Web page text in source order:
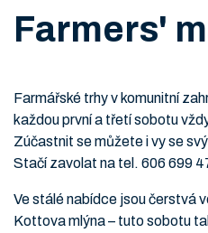
Farmers'
Farmářské trhy v komunitní
každou první a třetí sobotu
Zúčastnit se můžete i vy se
Stačí zavolat na tel. 606 699
Ve stálé nabídce jsou čerstvá
Kottova mlýna – tuto sobotu